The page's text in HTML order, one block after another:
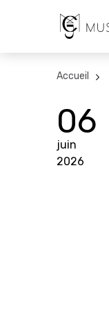
Accueil
06
juin
2026